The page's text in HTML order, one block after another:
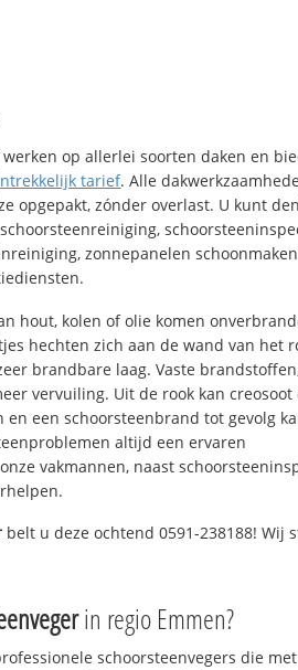
werken op allerlei soorten daken en
tarief. Alle
opgepakt, zónder overlast. U kunt
zonnepanelen
hout, kolen of olie komen
hechten zich aan de wand van het
brandbare laag. Vaste
vervuiling. Uit de rook kan creosoot
een schoorsteenbrand tot gevolg
altijd een ervaren
vakmannen, naast
belt u deze ochtend 0591-238188! Wij
in regio Emmen?
schoorsteenvegers die